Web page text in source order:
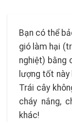
Bạn có thể
gió làm hại
nghiệt) bằng
lượng tốt
Trái cây
cháy nắng,
khác!